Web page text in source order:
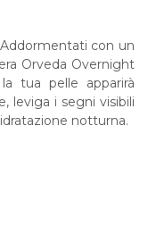
con un
Orveda Overnight
tua pelle apparirà
leviga i segni visibili
notturna.